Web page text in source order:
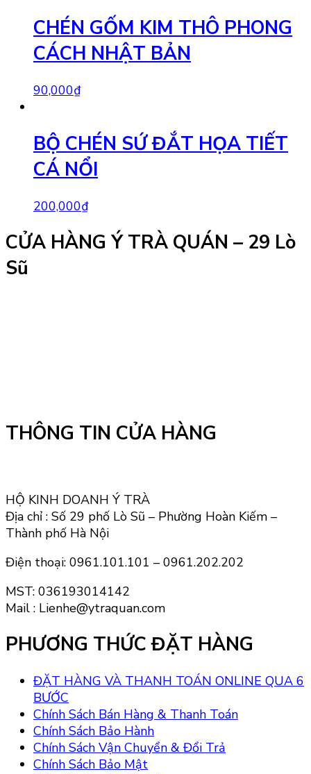
CHÉN GỐM KIM THÔ PHONG
CÁCH NHẬT BẢN
90,000₫
BỘ CHÉN SỨ ĐẮT HỌA TIẾT
CÁ NỔI
200,000₫
CỬA HÀNG Ý TRÀ QUÁN – 29 Lò
Sũ
THÔNG TIN CỬA HÀNG
HỘ KINH DOANH Ý TRÀ
Địa chỉ : Số 29 phố Lò Sũ – Phường Hoàn Kiếm –
Thành phố Hà Nội
Điện thoại: 0961.101.101 – 0961.202.202
MST: 036193014142
Mail : Lienhe@ytraquan.com
PHƯƠNG THỨC ĐẶT HÀNG
ĐẶT HÀNG VÀ THANH TOÁN ONLINE QUA 6
BƯỚC
Chính Sách Bán Hàng & Thanh Toán
Chính Sách Bảo Hành
Chính Sách Vận Chuyển & Đổi Trả
Chính Sách Bảo Mật